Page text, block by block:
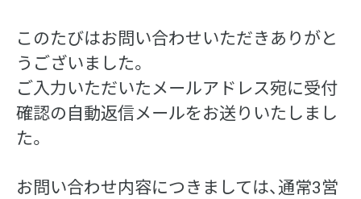
このたびはお問い合わせいただきありがと
うございました。
ご入力いただいたメールアドレス宛に受付
確認の自動返信メールをお送りいたしまし
た。
お問い合わせ内容につきましては、通常3営